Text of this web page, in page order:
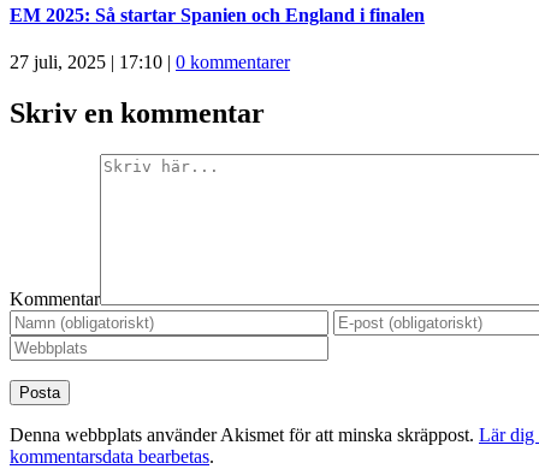
EM 2025: Så startar Spanien och England i finalen
27 juli, 2025 | 17:10 | 0 kommentarer
Skriv en kommentar
Kommentar
Denna webbplats använder Akismet för att minska skräppost. Lär dig
kommentarsdata bearbetas.